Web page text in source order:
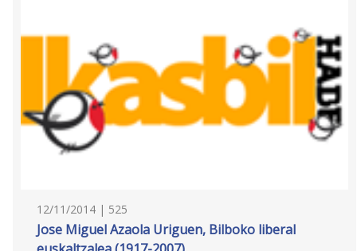
12/11/2014 | 525
Jose Miguel Azaola Uriguen, Bilboko liberal